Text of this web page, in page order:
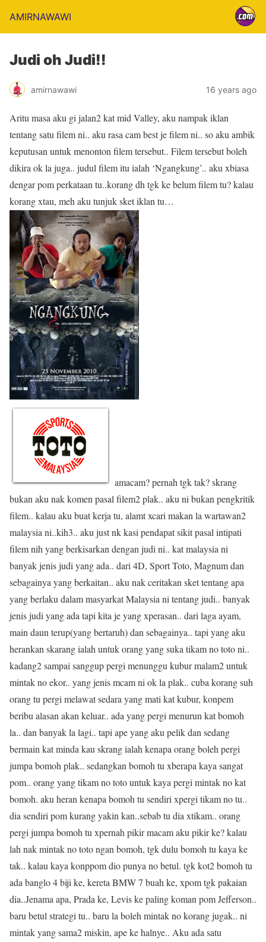
AMIRNAWAWI
Judi oh Judi!!
amirnawawi 16 years ago
Aritu masa aku gi jalan2 kat mid Valley, aku nampak iklan
tentang satu filem ni.. aku rasa cam best je filem ni.. so aku ambik
keputusan untuk menonton filem tersebut.. Filem tersebut boleh
dikira ok la juga.. judul filem itu ialah ‘Ngangkung’.. aku xbiasa
dengar pom perkataan tu..korang dh tgk ke belum filem tu? kalau
korang xtau, meh aku tunjuk sket iklan tu…
amacam? pernah tgk tak? skrang
bukan aku nak komen pasal filem2 plak.. aku ni bukan pengkritik
filem.. kalau aku buat kerja tu, alamt xcari makan la wartawan2
malaysia ni..kih3.. aku just nk kasi pendapat sikit pasal intipati
filem nih yang berkisarkan dengan judi ni.. kat malaysia ni
banyak jenis judi yang ada.. dari 4D, Sport Toto, Magnum dan
sebagainya yang berkaitan.. aku nak ceritakan sket tentang apa
yang berlaku dalam masyarkat Malaysia ni tentang judi.. banyak
jenis judi yang ada tapi kita je yang xperasan.. dari laga ayam,
main daun terup(yang bertaruh) dan sebagainya.. tapi yang aku
herankan skarang ialah untuk orang yang suka tikam no toto ni..
kadang2 sampai sanggup pergi menunggu kubur malam2 untuk
mintak no ekor.. yang jenis mcam ni ok la plak.. cuba korang suh
orang tu pergi melawat sedara yang mati kat kubur, konpem
beribu alasan akan keluar.. ada yang pergi menurun kat bomoh
la.. dan banyak la lagi.. tapi ape yang aku pelik dan sedang
bermain kat minda kau skrang ialah kenapa orang boleh pergi
jumpa bomoh plak.. sedangkan bomoh tu xberapa kaya sangat
pom.. orang yang tikam no toto untuk kaya pergi mintak no kat
bomoh. aku heran kenapa bomoh tu sendiri xpergi tikam no tu..
dia sendiri pom kurang yakin kan..sebab tu dia xtikam.. orang
pergi jumpa bomoh tu xpernah pikir macam aku pikir ke? kalau
lah nak mintak no toto ngan bomoh, tgk dulu bomoh tu kaya ke
tak.. kalau kaya konppom dio punya no betul. tgk kot2 bomoh tu
ada banglo 4 biji ke, kereta BMW 7 buah ke, xpom tgk pakaian
dia..Jenama apa, Prada ke, Levis ke paling koman pom Jefferson..
baru betul strategi tu.. baru la boleh mintak no korang jugak.. ni
mintak yang sama2 miskin, ape ke halnye.. Aku ada satu